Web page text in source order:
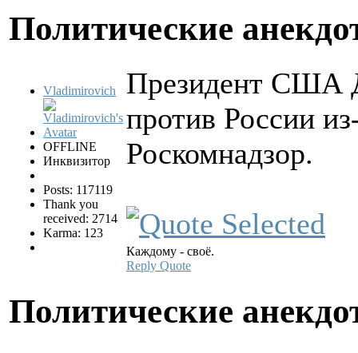
Политические
Vladimirovich
OFFLINE
Инквизитор
Posts: 117119
Thank you
received: 2714
Karma: 123
Президент США
против России
Роскомнадзор.
Каждому - своё.
Reply Quote
Политические